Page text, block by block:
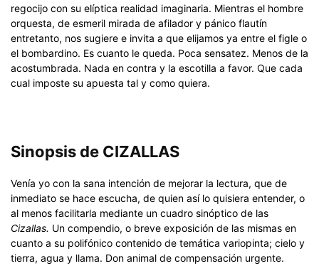
regocijo con su elíptica realidad imaginaria. Mientras el hombre
orquesta, de esmeril mirada de afilador y pánico flautín
entretanto, nos sugiere e invita a que elijamos ya entre el figle o
el bombardino. Es cuanto le queda. Poca sensatez. Menos de la
acostumbrada. Nada en contra y la escotilla a favor. Que cada
cual imposte su apuesta tal y como quiera.
Sinopsis de CIZALLAS
Venía yo con la sana intención de mejorar la lectura, que de
inmediato se hace escucha, de quien así lo quisiera entender, o
al menos facilitarla mediante un cuadro sinóptico de las
Cizallas. Un compendio, o breve exposición de las mismas en
cuanto a su polifónico contenido de temática variopinta; cielo y
tierra, agua y llama. Don animal de compensación urgente.